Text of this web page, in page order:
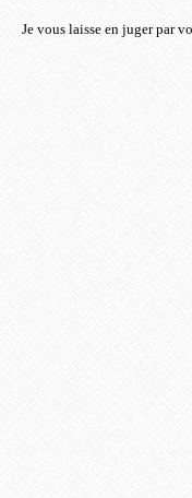
Je vous laisse en juger par